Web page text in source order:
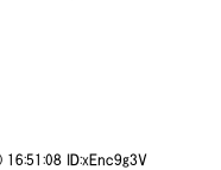
ID:xEnc9g3V